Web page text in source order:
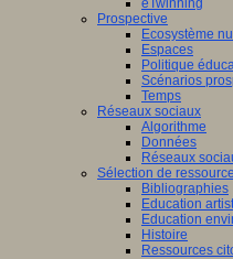
eTwinning
Prospective
Ecosystème
Espaces
Politique
Scénarios
Temps
Réseaux sociaux
Algorithme
Données
Réseaux
Sélection de
Bibliographies
Education
Education
Histoire
Ressources